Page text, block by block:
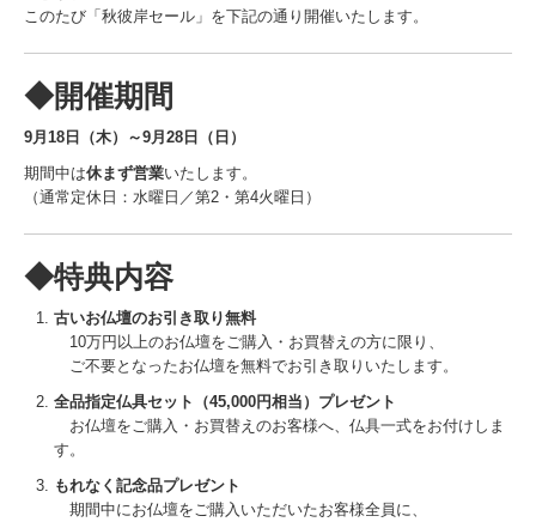
福利厚生
2025/01/26 新鮮野菜市(平柳）
2025/02/23.24 遺品供養祭（栃木、佐野、那須南）
2025/02/23 新鮮野菜市 西水代
2025/03/07 やまがわ人形供養祭
2025/03/07 仏壇サロン春彼岸
2025/03/13 就活生へのハラスメント防止
2025/03/16 やまがわ人形供養祭 開催当日
このたび「秋彼岸セール」を下記の通り開催いたします。
◆開催期間
9月18日（木）～9月28日（日）
期間中は休まず営業いたします。
（通常定休日：水曜日／第2・第4火曜日）
◆特典内容
古いお仏壇のお引き取り無料
10万円以上のお仏壇をご購入・お買替えの方に限り、
ご不要となったお仏壇を無料でお引き取りいたします。
全品指定仏具セット（45,000円相当）プレゼント
お仏壇をご購入・お買替えのお客様へ、仏具一式をお付けしま
す。
もれなく記念品プレゼント
期間中にお仏壇をご購入いただいたお客様全員に、